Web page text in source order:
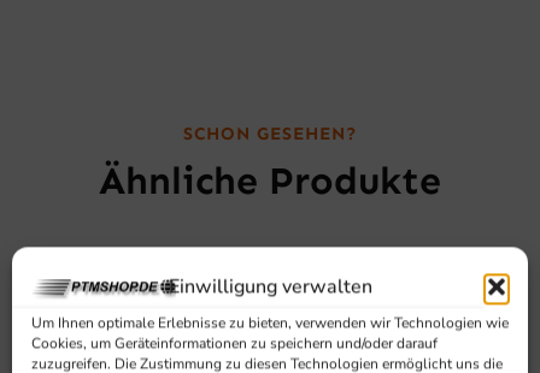
Einwilligung verwalten
Um Ihnen optimale Erlebnisse zu bieten, verwenden wir Technologien wie
Cookies, um Geräteinformationen zu speichern und/oder darauf
zuzugreifen. Die Zustimmung zu diesen Technologien ermöglicht uns die
SCHON GESEHEN?
Ähnliche Produkte